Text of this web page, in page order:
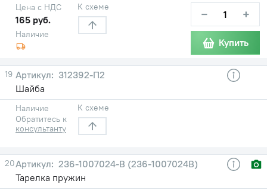
Наличие
Цена с НДС
165 руб.
К схеме − +
Купить
19
312392-П2
Шайба
Наличие
Обратитесь к
консультанту
К схеме
20
236-1007024-В (236-1007024В)
Тарелка пружин